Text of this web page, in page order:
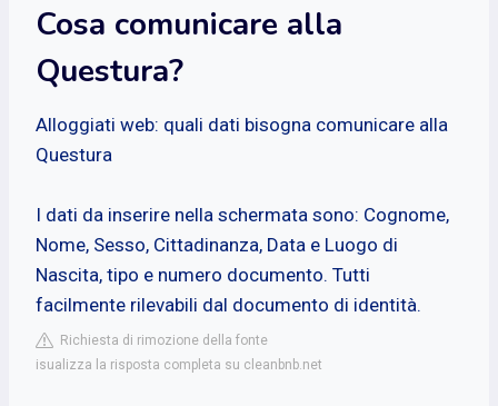
Cosa comunicare alla
Questura?
Alloggiati web: quali dati bisogna comunicare alla
Questura
I dati da inserire nella schermata sono: Cognome,
Nome, Sesso, Cittadinanza, Data e Luogo di
Nascita, tipo e numero documento. Tutti
facilmente rilevabili dal documento di identità.
Richiesta di rimozione della fonte
isualizza la risposta completa su cleanbnb.net